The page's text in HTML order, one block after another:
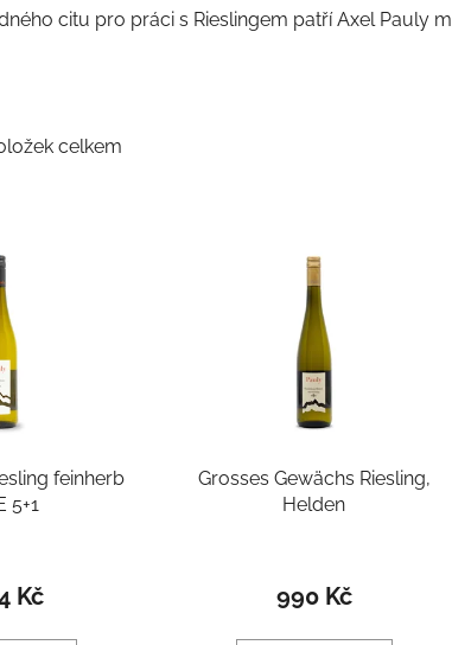
citu pro práci s Rieslingem patří Axel Pauly
celkem
feinherb
5+1
Kč
Grosses Gewächs Riesling,
Helden
990 Kč